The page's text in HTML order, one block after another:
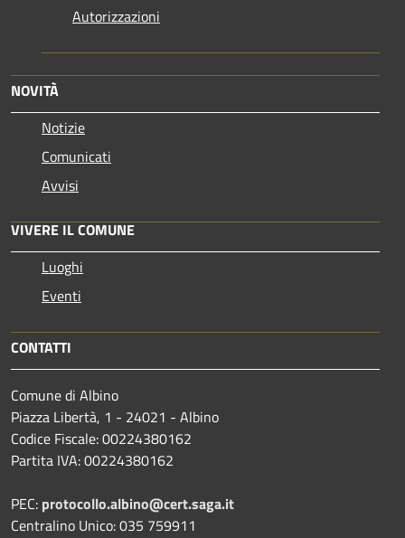
Autorizzazioni
NOVITÀ
Notizie
Comunicati
Avvisi
VIVERE IL COMUNE
Luoghi
Eventi
CONTATTI
Comune di Albino
Piazza Libertà, 1 - 24021 - Albino
Codice Fiscale: 00224380162
Partita IVA: 00224380162
PEC: protocollo.albino@cert.saga.it
Centralino Unico: 035 759911